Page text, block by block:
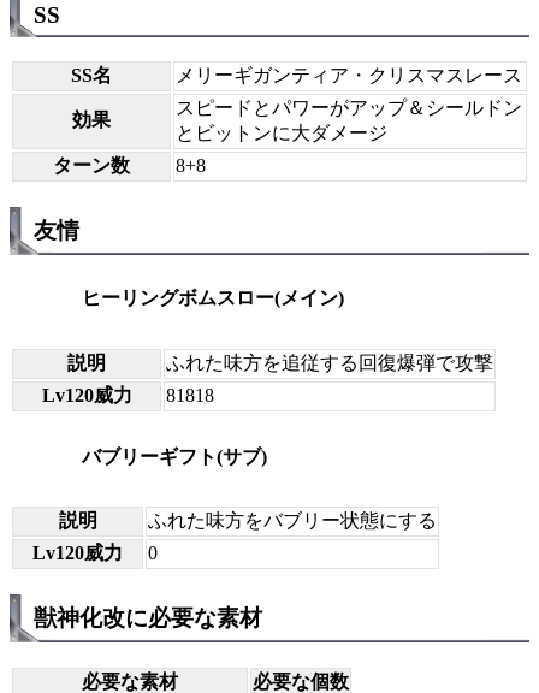
SS
SS名 メリーギガンティア・クリスマスレース
効果
スピードとパワーがアップ＆シールドン
とビットンに大ダメージ
ターン数
8+8
友情
ヒーリングボムスロー(メイン)
説明
ふれた味方を追従する回復爆弾で攻撃
Lv120威力
81818
バブリーギフト(サブ)
説明
ふれた味方をバブリー状態にする
Lv120威力
0
獣神化改に必要な素材
必要な素材
必要な個数